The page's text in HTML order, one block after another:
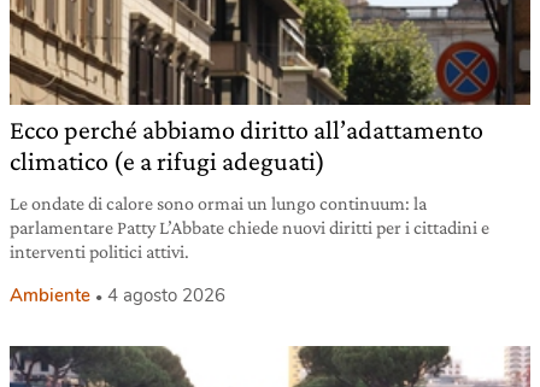
Ecco perché abbiamo diritto all’adattamento
climatico (e a rifugi adeguati)
Le ondate di calore sono ormai un lungo continuum: la
parlamentare Patty L’Abbate chiede nuovi diritti per i cittadini e
interventi politici attivi.
Ambiente 4 agosto 2026